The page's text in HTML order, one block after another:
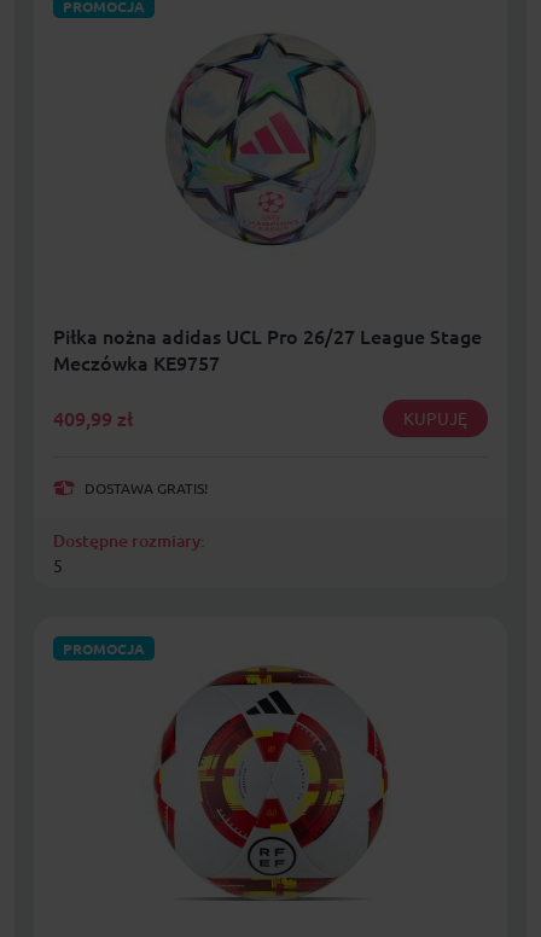
PROMOCJA
Piłka nożna adidas UCL Pro 26/27 League Stage
Meczówka KE9757
409,99 zł KUPUJĘ
DOSTAWA GRATIS!
Dostępne rozmiary:
5
PROMOCJA